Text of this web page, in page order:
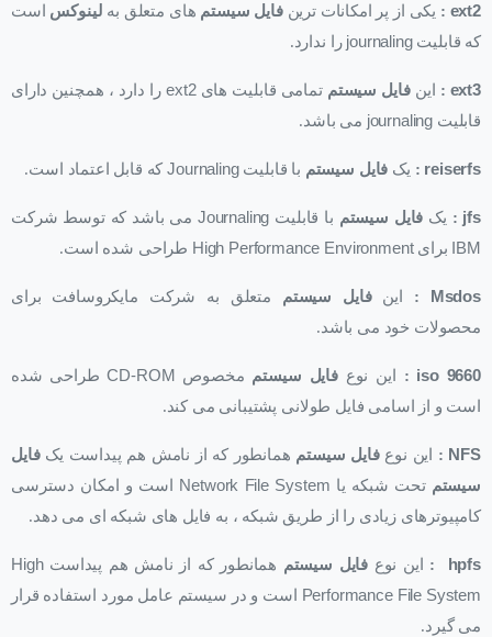
ext2
: یکی از پر امکانات ترینفایل سیستم های متعلق به لینوکس است
که قابلیتjournaling را ندارد.
ext3
: اینفایل سیستم تمامی قابلیت هایext2را دارد ، همچنین دارای
قابلیت journaling می باشد.
reiserfs
: یک فایل سیستم با قابلیتJournalingکه قابل اعتماد است.
jfs
: یک فایل سیستم با قابلیت Journaling می باشد که توسط شرکت
IBM
برایHigh Performance Environment طراحی شده است.
Msdos
: اینفایل سیستم
متعلق به شرکت مایکروسافت برای
محصولات خود می باشد.
iso 9660
: این نوعفایل سیستم مخصوص CD-ROMطراحی شده
است و از اسامی فایل طولانی پشتیبانی می کند.
NFS
: این نوعفایل سیستم همانطور که از نامش هم پیداست یکفایل
سیستم تحت شبکه یا Network File System
است و امکان دسترسی
کامپیوترهای زیادی را از طریق شبکه ، به فایل های شبکه ای می دهد.
hpfs
: این نوع فایل سیستم همانطور که از نامش هم پیداست High
Performance File System
است و در سیستم عامل مورد استفاده قرار
می گیرد.